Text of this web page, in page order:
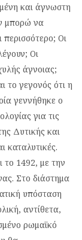
και άγνωστη
μπορώ να
περισσότερο; Οι
Οι
άγνοιας;
το γεγονός ότι η
γεννήθηκε ο
για τις
Δυτικής και
καταλυτικές.
το 1492, με την
Στο διάστημα
υπόσταση
αντίθετα,
ρωμαϊκό